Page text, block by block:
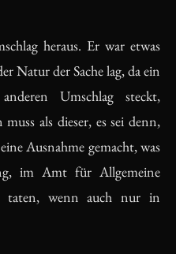
heraus. Er war etwas
Natur der Sache lag, da ein
Umschlag steckt,
als dieser, es sei denn,
Ausnahme gemacht, was
im Amt für Allgemeine
taten, wenn auch nur in